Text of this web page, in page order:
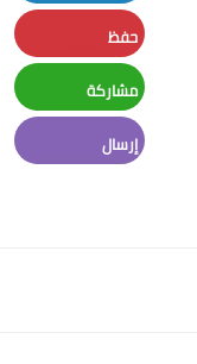
LinkedIn
حفظ
Pinterest
مشاركة
Whatsapp
إرسال